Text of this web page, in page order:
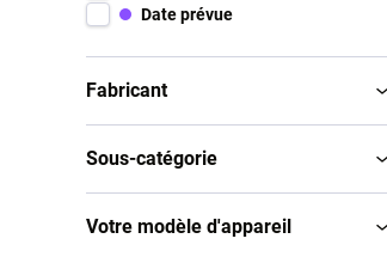
Date prévue
Fabricant
Sous-catégorie
Votre modèle d'appareil